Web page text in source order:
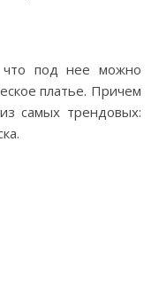
что под нее можно
платье. Причем
самых трендовых: